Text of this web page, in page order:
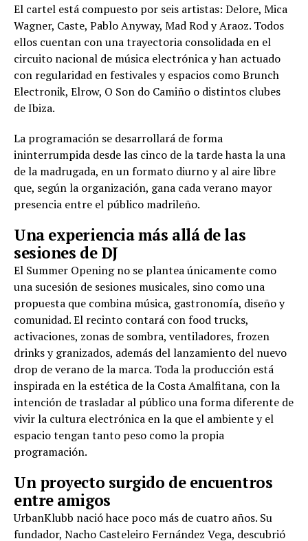
El cartel está compuesto por seis artistas: Delore, Mica
Wagner, Caste, Pablo Anyway, Mad Rod y Araoz. Todos
ellos cuentan con una trayectoria consolidada en el
circuito nacional de música electrónica y han actuado
con regularidad en festivales y espacios como Brunch
Electronik, Elrow, O Son do Camiño o distintos clubes
de Ibiza.
La programación se desarrollará de forma
ininterrumpida desde las cinco de la tarde hasta la una
de la madrugada, en un formato diurno y al aire libre
que, según la organización, gana cada verano mayor
presencia entre el público madrileño.
Una experiencia más allá de las
sesiones de DJ
El Summer Opening no se plantea únicamente como
una sucesión de sesiones musicales, sino como una
propuesta que combina música, gastronomía, diseño y
comunidad. El recinto contará con food trucks,
activaciones, zonas de sombra, ventiladores, frozen
drinks y granizados, además del lanzamiento del nuevo
drop de verano de la marca. Toda la producción está
inspirada en la estética de la Costa Amalfitana, con la
intención de trasladar al público una forma diferente de
vivir la cultura electrónica en la que el ambiente y el
espacio tengan tanto peso como la propia
programación.
Un proyecto surgido de encuentros
entre amigos
UrbanKlubb nació hace poco más de cuatro años. Su
fundador, Nacho Casteleiro Fernández Vega, descubrió